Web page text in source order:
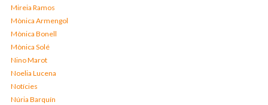
Mireia Ramos
Mònica Armengol
Mònica Bonell
Mònica Solé
Nino Marot
Noelia Lucena
Notícies
Núria Barquín